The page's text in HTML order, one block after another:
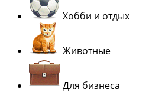
Хобби и отдых
Животные
Для бизнеса